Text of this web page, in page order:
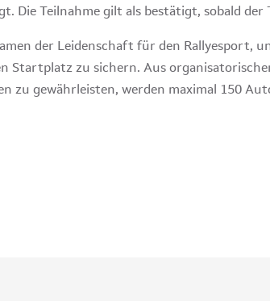
Die Teilnahme gilt als bestätigt, sobald der
der Leidenschaft für den Rallyesport,
Startplatz zu sichern. Aus
zu gewährleisten, werden maximal 150